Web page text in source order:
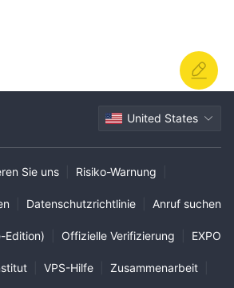
United States
Sie uns Risiko-Warnung
Datenschutzrichtlinie Anruf suchen
Edition) Offizielle Verifizierung EXPO
VPS-Hilfe Zusammenarbeit